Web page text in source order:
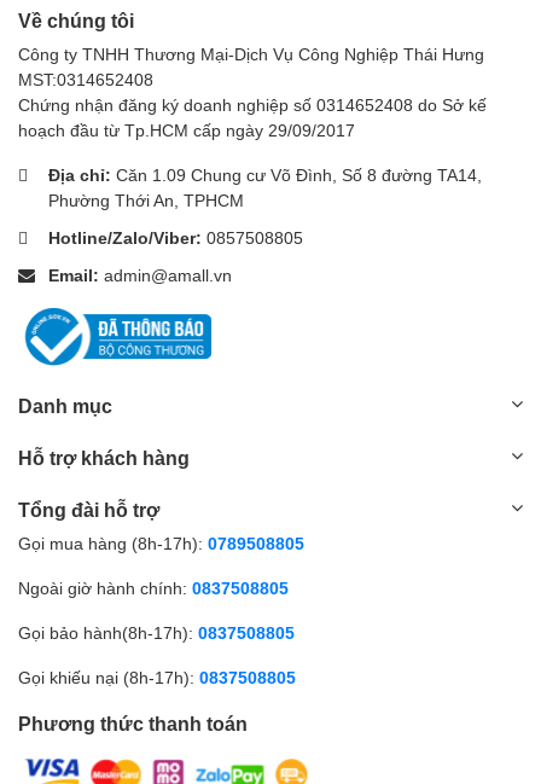
Về chúng tôi
Công ty TNHH Thương Mại-Dịch Vụ Công Nghiệp Thái Hưng
MST:0314652408
Chứng nhận đăng ký doanh nghiệp số 0314652408 do Sở kế
hoạch đầu từ Tp.HCM cấp ngày 29/09/2017
Địa chỉ: Căn 1.09 Chung cư Võ Đình, Số 8 đường TA14,
Phường Thới An, TPHCM
Hotline/Zalo/Viber: 0857508805
Email: admin@amall.vn
Danh mục
Hỗ trợ khách hàng
Tổng đài hỗ trợ
Gọi mua hàng (8h-17h): 0789508805
Ngoài giờ hành chính: 0837508805
Gọi bảo hành(8h-17h): 0837508805
Gọi khiếu nại (8h-17h): 0837508805
Phương thức thanh toán